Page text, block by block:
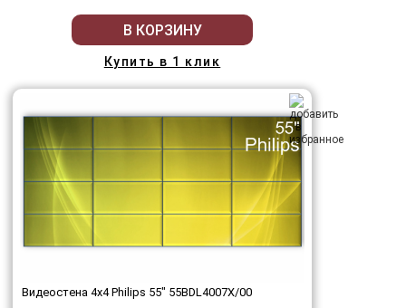
В КОРЗИНУ
Купить в 1 клик
Видеостена 4x4 Philips 55" 55BDL4007X/00